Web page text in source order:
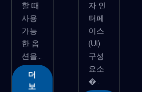
할 때
사용
가능
한 옵
션을...
더
보
자 인
터페
이스
(UI)
구성
요소
�...